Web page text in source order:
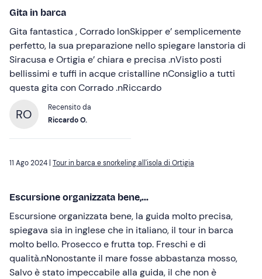
Gita in barca
Gita fantastica , Corrado lonSkipper e’ semplicemente
perfetto, la sua preparazione nello spiegare lanstoria di
Siracusa e Ortigia e’ chiara e precisa .nVisto posti
bellissimi e tuffi in acque cristalline nConsiglio a tutti
questa gita con Corrado .nRiccardo
RO
Recensito da
Riccardo O.
11 Ago 2024 | Tour in barca e snorkeling all'isola di Ortigia
Escursione organizzata bene,...
Escursione organizzata bene, la guida molto precisa,
spiegava sia in inglese che in italiano, il tour in barca
molto bello. Prosecco e frutta top. Freschi e di
qualità.nNonostante il mare fosse abbastanza mosso,
Salvo è stato impeccabile alla guida, il che non è